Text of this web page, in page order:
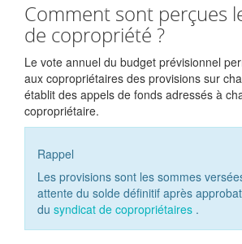
Comment sont perçues
de copropriété ?
Le vote annuel du budget prévisionnel
aux copropriétaires des provisions sur
établit des appels de fonds adressés à
copropriétaire.
Rappel
Les provisions sont les sommes
attente du solde définitif après
du syndicat de copropriétaires .